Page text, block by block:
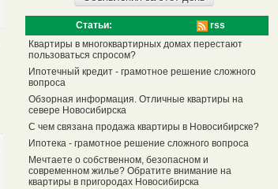
Статьи:
rss
Квартиры в многоквартирных домах перестают
пользоваться спросом?
Ипотечный кредит - грамотное решение сложного
вопроса
Обзорная информация. Отличные квартиры на
севере Новосибирска
С чем связана продажа квартиры в Новосибирске?
Ипотека - грамотное решение сложного вопроса
Мечтаете о собственном, безопасном и
современном жилье? Обратите внимание на
квартиры в пригородах Новосибирска